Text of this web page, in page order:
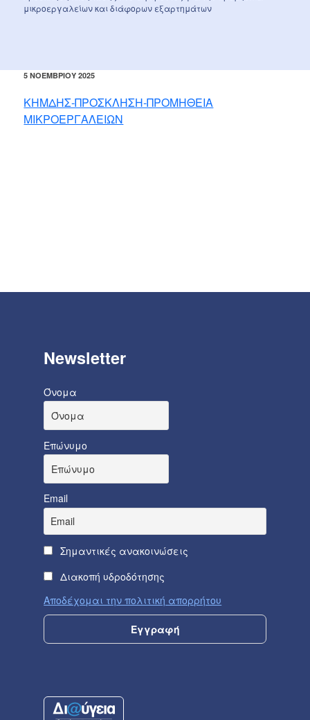
μικροεργαλείων και διάφορων εξαρτημάτων
ΔΗΜΟΣΙΕΎΤΗΚΕ
5 ΝΟΕΜΒΡΊΟΥ 2025
ΚΗΜΔΗΣ-ΠΡΟΣΚΛΗΣΗ-ΠΡΟΜΗΘΕΙΑ
ΜΙΚΡΟΕΡΓΑΛΕΙΩΝ
Newsletter
Όνομα
Επώνυμο
Email
Σημαντικές ανακοινώσεις
Διακοπή υδροδότησης
Αποδέχομαι την πολιτική απορρήτου